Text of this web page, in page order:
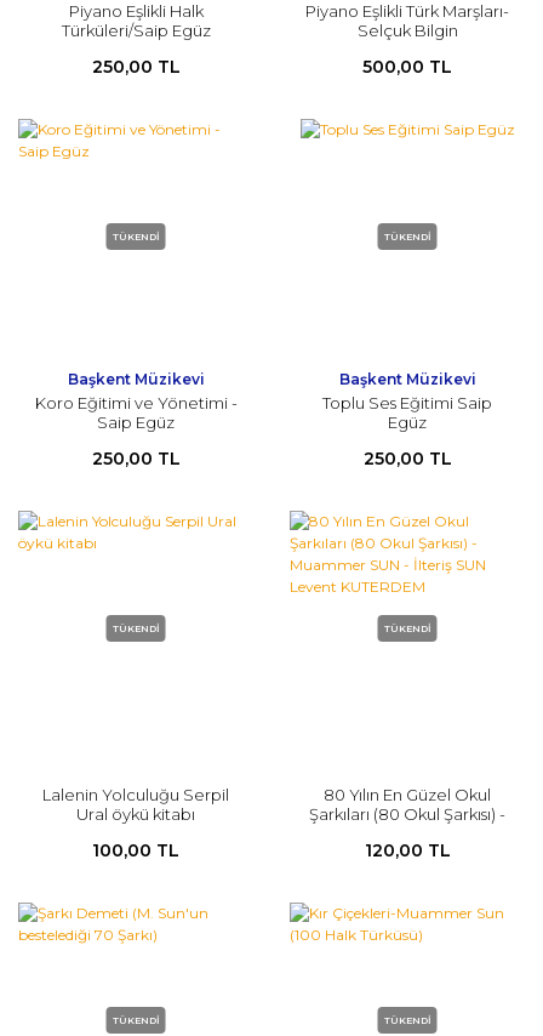
Piyano Eşlikli Halk
Türküleri/Saip Egüz
250,00 TL
Piyano Eşlikli Türk Marşları-
Selçuk Bilgin
500,00 TL
TÜKENDİ
Başkent Müzikevi
Koro Eğitimi ve Yönetimi -
Saip Egüz
250,00 TL
TÜKENDİ
Başkent Müzikevi
Toplu Ses Eğitimi Saip
Egüz
250,00 TL
TÜKENDİ
Lalenin Yolculuğu Serpil
Ural öykü kitabı
100,00 TL
TÜKENDİ
80 Yılın En Güzel Okul
Şarkıları (80 Okul Şarkısı) -
SUN Levent KUTERDEM
120,00 TL
TÜKENDİ TÜKENDİ